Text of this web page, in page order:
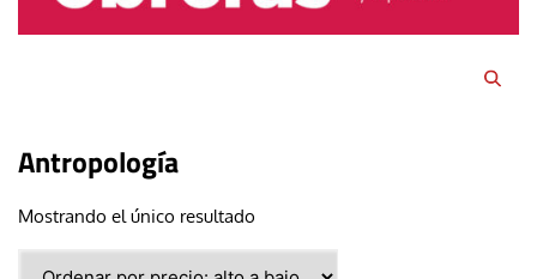
Antropología
Mostrando el único resultado